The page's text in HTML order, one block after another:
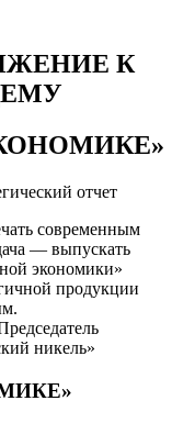
К
отчет
современным
— выпускать
экономики»
продукции
никель»